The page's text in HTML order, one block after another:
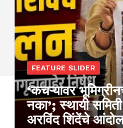
FEATURE SLIDER
‘कचऱ्यावर
नका’; स्थायी
अरविंद शिंदेंचे